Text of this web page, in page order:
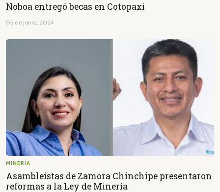
Noboa entregó becas en Cotopaxi
05 de junio, 2024
MINERÍA
Asambleístas de Zamora Chinchipe presentaron
reformas a la Ley de Minería